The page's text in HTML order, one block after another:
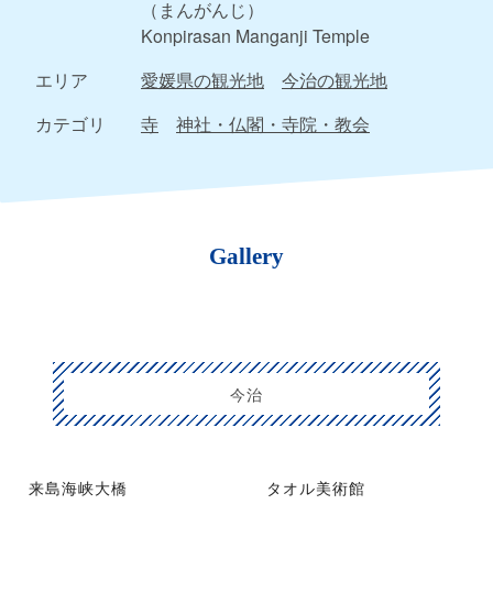
（まんがんじ）
Konpirasan Manganji Temple
エリア
愛媛県の観光地
今治の観光地
カテゴリ
寺 神社・仏閣・寺院・教会
Gallery
今治
来島海峡大橋 タオル美術館